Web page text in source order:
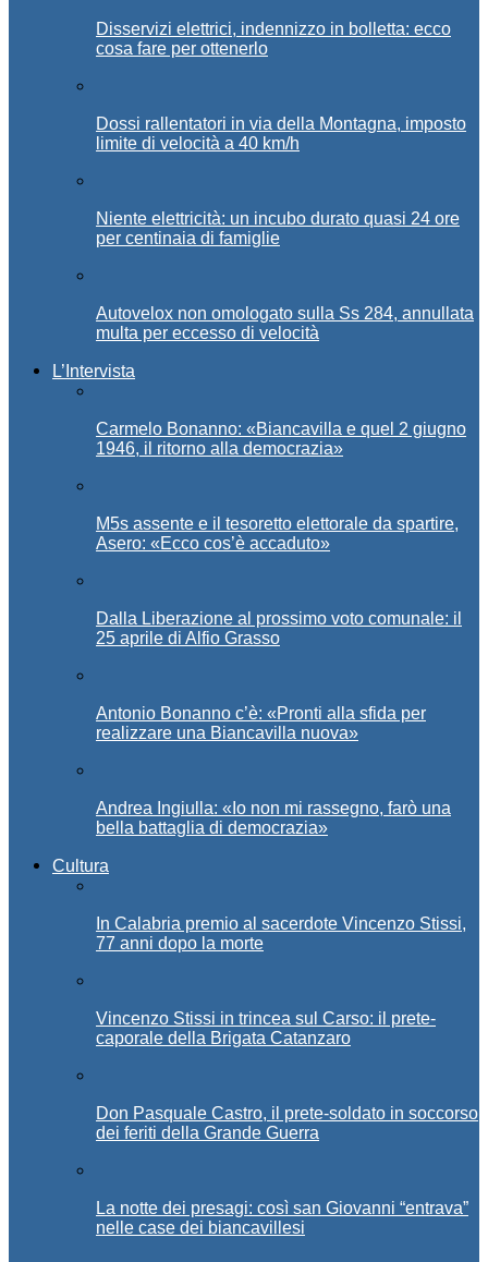
Disservizi elettrici, indennizzo in bolletta: ecco
cosa fare per ottenerlo
Dossi rallentatori in via della Montagna, imposto
limite di velocità a 40 km/h
Niente elettricità: un incubo durato quasi 24 ore
per centinaia di famiglie
Autovelox non omologato sulla Ss 284, annullata
multa per eccesso di velocità
L’Intervista
Carmelo Bonanno: «Biancavilla e quel 2 giugno
1946, il ritorno alla democrazia»
M5s assente e il tesoretto elettorale da spartire,
Asero: «Ecco cos’è accaduto»
Dalla Liberazione al prossimo voto comunale: il
25 aprile di Alfio Grasso
Antonio Bonanno c’è: «Pronti alla sfida per
realizzare una Biancavilla nuova»
Andrea Ingiulla: «Io non mi rassegno, farò una
bella battaglia di democrazia»
Cultura
In Calabria premio al sacerdote Vincenzo Stissi,
77 anni dopo la morte
Vincenzo Stissi in trincea sul Carso: il prete-
caporale della Brigata Catanzaro
Don Pasquale Castro, il prete-soldato in soccorso
dei feriti della Grande Guerra
La notte dei presagi: così san Giovanni “entrava”
nelle case dei biancavillesi